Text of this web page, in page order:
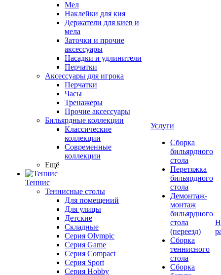
Мел
Наклейки для кия
Держатели для киев и
мела
Заточки и прочие
аксессуары
Насадки и удлинители
Перчатки
Аксессуары для игрока
Перчатки
Часы
Тренажеры
Прочие аксессуары
Бильярдные коллекции
Классические
коллекции
Современные
коллекции
Ещё
Теннис
Теннисные столы
Для помещений
Для улицы
Детские
Складные
Серия Olympic
Серия Game
Серия Compact
Серия Sport
Серия Hobby
Услуги
Сборка
бильярдного
стола
Перетяжка
бильярдного
стола
Демонтаж-
монтаж
бильярдного
стола
(переезд)
Сборка
теннисного
стола
Сборка